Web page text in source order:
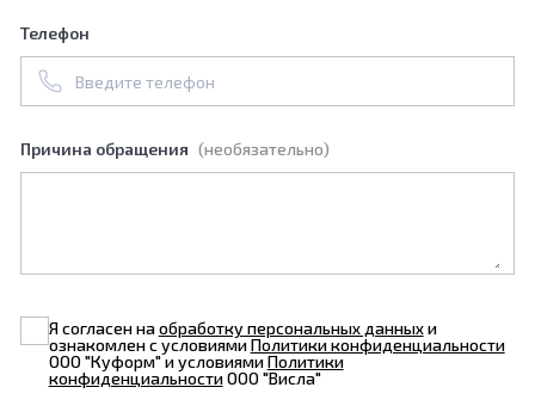
Телефон
Причина обращения (необязательно)
Я согласен наобработку персональных данныхи
ознакомлен с условиямиПолитики конфиденциальности
ООО "Куформ" и условиямиПолитики
конфиденциальностиООО "Висла"